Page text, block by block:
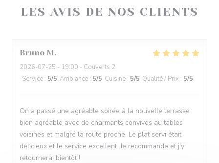
LES AVIS DE NOS CLIENTS
Bruno M
2026-07-25 - 19:00 - Couverts 2
Service : 5/5 Ambiance : 5/5 Cuisine : 5/5 Qualité / Prix : 5/5
On a passé une agréable soirée à la nouvelle terrasse
bien agréable avec de charmants convives au tables
voisines et malgré la route proche. Le plat servi était
délicieux et le service excellent. Je recommande et j'y
retournerai bientôt !